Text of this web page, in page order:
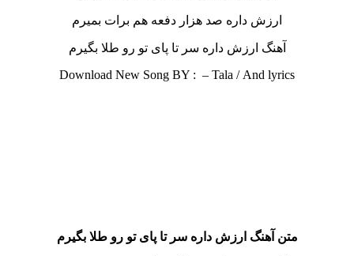
ارزش داره صد هزار دفعه‌ هم برات بمیرم
آهنگ ارزش داره سر تا پای تو رو طلا بگیرم
Download New Song BY : – Tala / And lyrics
متن آهنگ ارزش داره سر تا پای تو رو طلا بگیرم